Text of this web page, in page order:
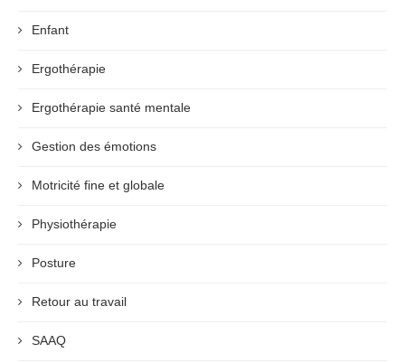
Enfant
Ergothérapie
Ergothérapie santé mentale
Gestion des émotions
Motricité fine et globale
Physiothérapie
Posture
Retour au travail
SAAQ